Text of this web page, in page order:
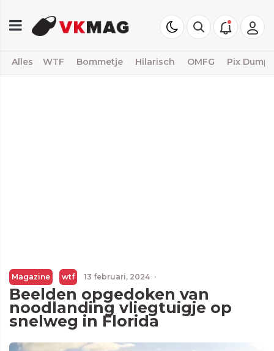
Alles WTF Bommetje Hilarisch OMFG Pix Dump
Magazine wtf 13 februari, 2024 ·
Beelden opgedoken van
noodlanding vliegtuigje op
snelweg in Florida